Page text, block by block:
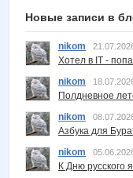
Новые записи в
nikom
Хотел в IT -
nikom
Полдневное
nikom
Азбука для
nikom
К Дню русского